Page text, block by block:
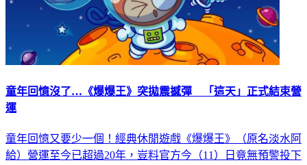
童年回憶沒了…《爆爆王》突拋震撼彈 「這天」正式結束營
運
童年回憶又要少一個！經典休閒遊戲《爆爆王》（原名淡水阿
給）營運至今已超過20年，豈料官方今（11）日竟無預警投下